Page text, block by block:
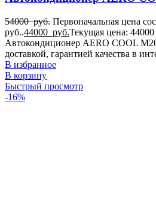
Для RENAULT
19
Для SCANIA
19
для Scania G
19
для Sinotruk Steyr
19
54000руб. Первоначальная цена
руб..44000 руб.Текущая цена:
Автокондиционер AERO COOL
доставкой, гарантией качества в
В избранное
В корзину
Быстрый просмотр
-16%